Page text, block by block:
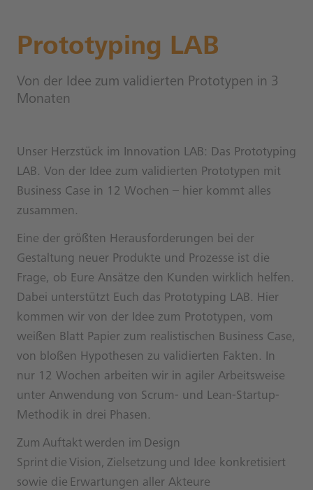
Prototyping LAB
Von der Idee zum validierten Prototypen in 3
Monaten
Unser Herzstück im Innovation LAB: Das Prototyping
LAB. Von der Idee zum validierten Prototypen mit
Business Case in 12 Wochen – hier kommt alles
zusammen.
Eine der größten Herausforderungen bei der
Gestaltung neuer Produkte und Prozesse ist die
Frage, ob Eure Ansätze den Kunden wirklich helfen.
Dabei unterstützt Euch das Prototyping LAB. Hier
kommen wir von der Idee zum Prototypen, vom
weißen Blatt Papier zum realistischen Business Case,
von bloßen Hypothesen zu validierten Fakten. In
nur 12 Wochen arbeiten wir in agiler Arbeitsweise
unter Anwendung von Scrum- und Lean-Startup-
Methodik in drei Phasen.
Zum Auftakt werden im Design
Sprint die Vision, Zielsetzung und Idee konkretisiert
sowie die Erwartungen aller Akteure